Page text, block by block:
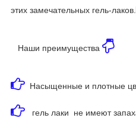
этих замечательных гель-лаков.
Наши преимущества
Насыщенные и плотные
гель лаки не имеют